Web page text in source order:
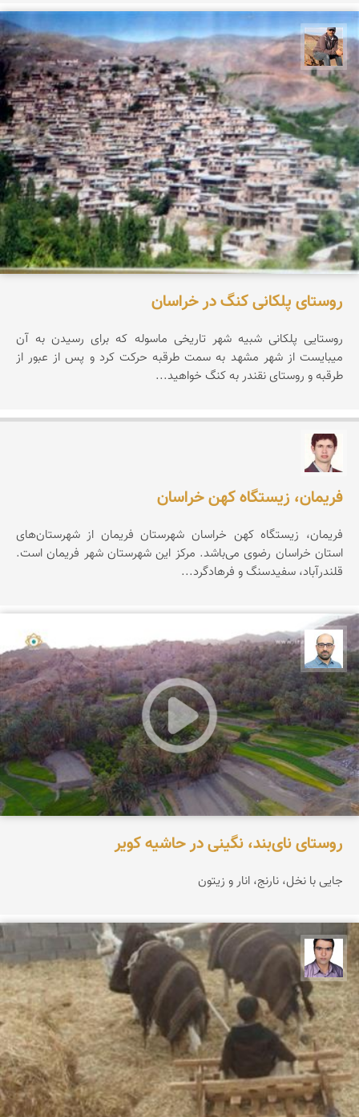
جمال زعیمی یزدی
روستای پلکانی کنگ در خراسان
روستایی پلکانی شبیه شهر تاریخی ماسوله که برای رسیدن به آن
میبایست از شهر مشهد به سمت طرقبه حرکت کرد و پس از عبور از
طرقبه و روستای نقندر به کنگ خواهید...
فریمان، زیستگاه کهن خراسان
فریمان، زیستگاه كهن خراسان شهرستان فریمان از شهرستان‌های
استان خراسان رضوی می‌باشد. مرکز این شهرستان شهر فریمان است.
قلندرآباد، سفیدسنگ و فرهادگرد...
بابک ارجمندی
روستای نای‌بند، نگینی در حاشیه کویر
جایی با نخل، نارنج، انار و زیتون
حسن صفری